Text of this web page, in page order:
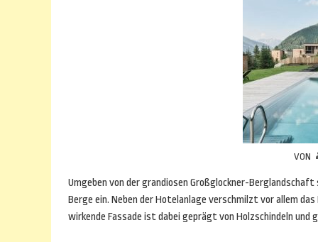
VON
Umgeben von der grandiosen Großglockner-
Berge ein. Neben der Hotelanlage verschmilzt vor allem
wirkende Fassade ist dabei geprägt von Holzschindeln